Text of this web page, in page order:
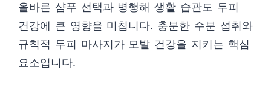
올바른 샴푸 선택과 병행해 생활 습관도 두피
건강에 큰 영향을 미칩니다. 충분한 수분 섭취와
규칙적 두피 마사지가 모발 건강을 지키는 핵심
요소입니다.